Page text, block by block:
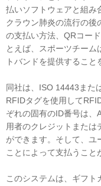
払いソフトウェアと組み
クラウン肺炎の流行の後
の支払い方法、QRコー
とえば、スポーツチーム
トバンドを提供すること
同社は、ISO 14443また
RFIDタグを使用して
ぞれの固有のID番号は、
用者のクレジットまたは
ができます。そして、ユ
ことによって支払うこと
このシステムは、ギフト